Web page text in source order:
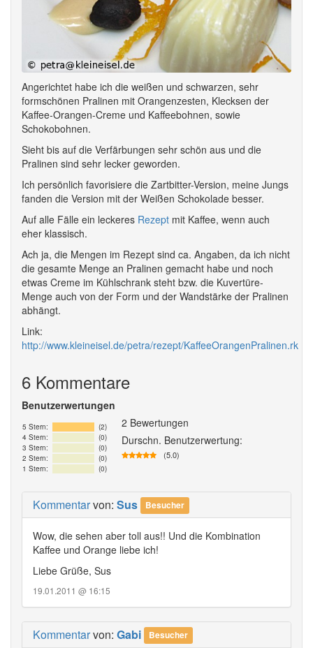
Angerichtet habe ich die weißen und schwarzen, sehr
formschönen Pralinen mit Orangenzesten, Klecksen der
Kaffee-Orangen-Creme und Kaffeebohnen, sowie
Schokobohnen.
Sieht bis auf die Verfärbungen sehr schön aus und die
Pralinen sind sehr lecker geworden.
Ich persönlich favorisiere die Zartbitter-Version, meine Jungs
fanden die Version mit der Weißen Schokolade besser.
Auf alle Fälle ein leckeres Rezept mit Kaffee, wenn auch
eher klassisch.
Ach ja, die Mengen im Rezept sind ca. Angaben, da ich nicht
die gesamte Menge an Pralinen gemacht habe und noch
etwas Creme im Kühlschrank steht bzw. die Kuvertüre-
Menge auch von der Form und der Wandstärke der Pralinen
abhängt.
Link:
http://www.kleineisel.de/petra/rezept/KaffeeOrangenPralinen.rk
6 Kommentare
Benutzerwertungen
5 Stern:
(2)
4 Stern:
(0)
3 Stern:
(0)
2 Stern:
(0)
1 Stern:
(0)
2 Bewertungen
Durschn. Benutzerwertung:
(5.0)
Kommentarvon: Sus Besucher
Wow, die sehen aber toll aus!! Und die Kombination
Kaffee und Orange liebe ich!
Liebe Grüße, Sus
19.01.2011 @ 16:15
Kommentarvon: Gabi Besucher